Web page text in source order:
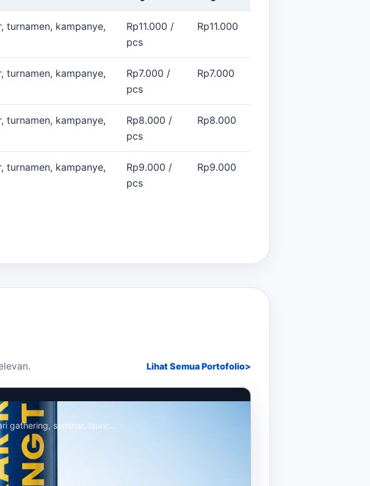
turnamen, kampanye,
Rp11.000 /
pcs
Rp11.000
turnamen, kampanye,
Rp7.000 /
pcs
Rp7.000
turnamen, kampanye,
Rp8.000 /
pcs
Rp8.000
turnamen, kampanye,
Rp9.000 /
pcs
Rp9.000
Lihat Semua Portofolio
gathering, seminar, launc...